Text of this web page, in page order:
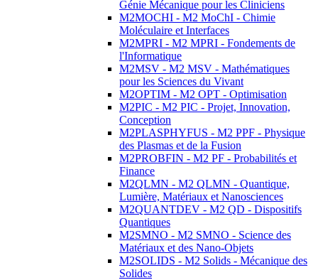
Génie Mécanique pour les Cliniciens
M2MOCHI - M2 MoChI - Chimie
Moléculaire et Interfaces
M2MPRI - M2 MPRI - Fondements de
l'Informatique
M2MSV - M2 MSV - Mathématiques
pour les Sciences du Vivant
M2OPTIM - M2 OPT - Optimisation
M2PIC - M2 PIC - Projet, Innovation,
Conception
M2PLASPHYFUS - M2 PPF - Physique
des Plasmas et de la Fusion
M2PROBFIN - M2 PF - Probabilités et
Finance
M2QLMN - M2 QLMN - Quantique,
Lumière, Matériaux et Nanosciences
M2QUANTDEV - M2 QD - Dispositifs
Quantiques
M2SMNO - M2 SMNO - Science des
Matériaux et des Nano-Objets
M2SOLIDS - M2 Solids - Mécanique des
Solides